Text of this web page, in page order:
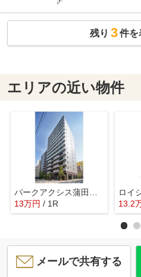
残り 3件を
エリアの近い物件
13万円 / 1R
ロイ
13.2
メールで共有する